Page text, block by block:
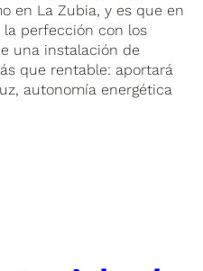
en La Zubia, y es que en
perfección con los
una instalación de
que rentable: aportará
autonomía energética